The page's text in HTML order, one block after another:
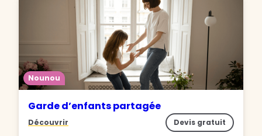
Nounou
Garde d’enfants partagée
Découvrir Devis gratuit